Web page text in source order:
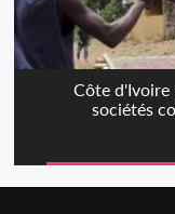
Côte d'Ivoire
sociétés